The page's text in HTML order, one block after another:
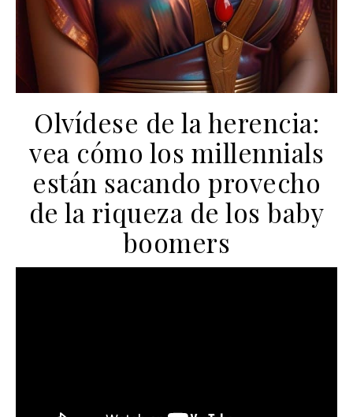
Olvídese de la herencia:
vea cómo los millennials
están sacando provecho
de la riqueza de los baby
boomers